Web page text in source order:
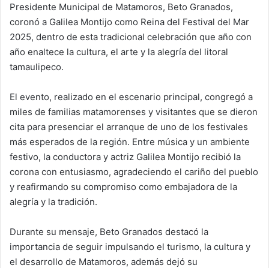
Presidente Municipal de Matamoros, Beto Granados,
coronó a Galilea Montijo como Reina del Festival del Mar
2025, dentro de esta tradicional celebración que año con
año enaltece la cultura, el arte y la alegría del litoral
tamaulipeco.
El evento, realizado en el escenario principal, congregó a
miles de familias matamorenses y visitantes que se dieron
cita para presenciar el arranque de uno de los festivales
más esperados de la región. Entre música y un ambiente
festivo, la conductora y actriz Galilea Montijo recibió la
corona con entusiasmo, agradeciendo el cariño del pueblo
y reafirmando su compromiso como embajadora de la
alegría y la tradición.
Durante su mensaje, Beto Granados destacó la
importancia de seguir impulsando el turismo, la cultura y
el desarrollo de Matamoros, además dejó su